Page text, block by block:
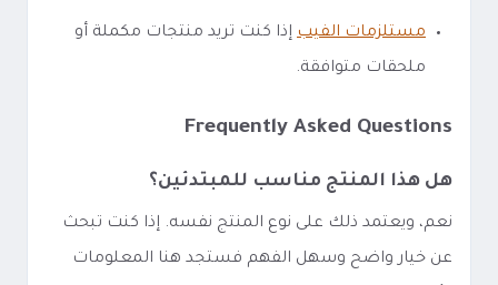
مستلزمات الفيب إذا كنت تريد منتجات مكملة أو
ملحقات متوافقة.
Frequently Asked Questions
هل هذا المنتج مناسب للمبتدئين؟
نعم، ويعتمد ذلك على نوع المنتج نفسه. إذا كنت تبحث
عن خيار واضح وسهل الفهم فستجد هنا المعلومات